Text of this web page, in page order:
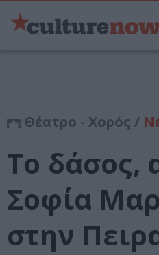
Θέατρο - Χορός /
Το δάσος,
Σοφία
στην